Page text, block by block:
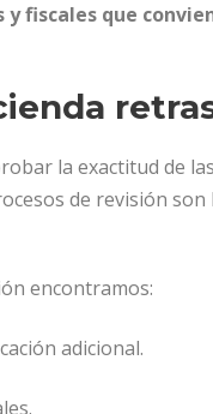
y fiscales que
la exactitud de
de revisión
encontramos:
adicional.